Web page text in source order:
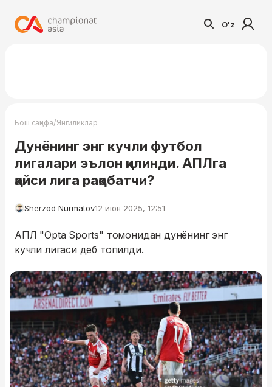
O'z
Бош саҳифа/Янгиликлар
Дунёнинг энг кучли футбол
лигалари эълон қилинди. АПЛга
қайси лига рақобатчи?
Sherzod Nurmatov12 июн 2025, 12:51
АПЛ "Opta Sports" томонидан дунёнинг энг
кучли лигаси деб топилди.